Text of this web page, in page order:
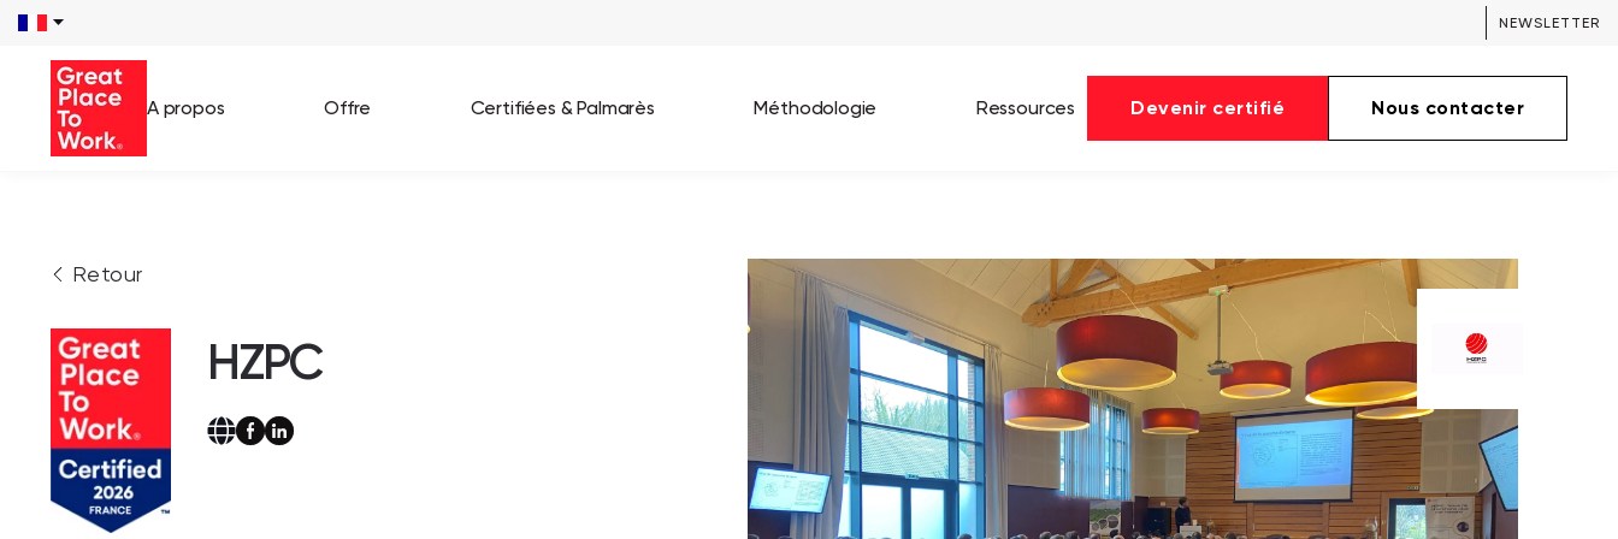
NEWSLETTER
A propos Offre Certifiées & Palmarès
Best Workplaces France 2026
Great Place To Work In Tech 2026
Best Workplaces For Women 2025
Best Workplaces Europe 2025
Méthodologie Ressources Devenir certifié Nous contacter
Retour
HZPC